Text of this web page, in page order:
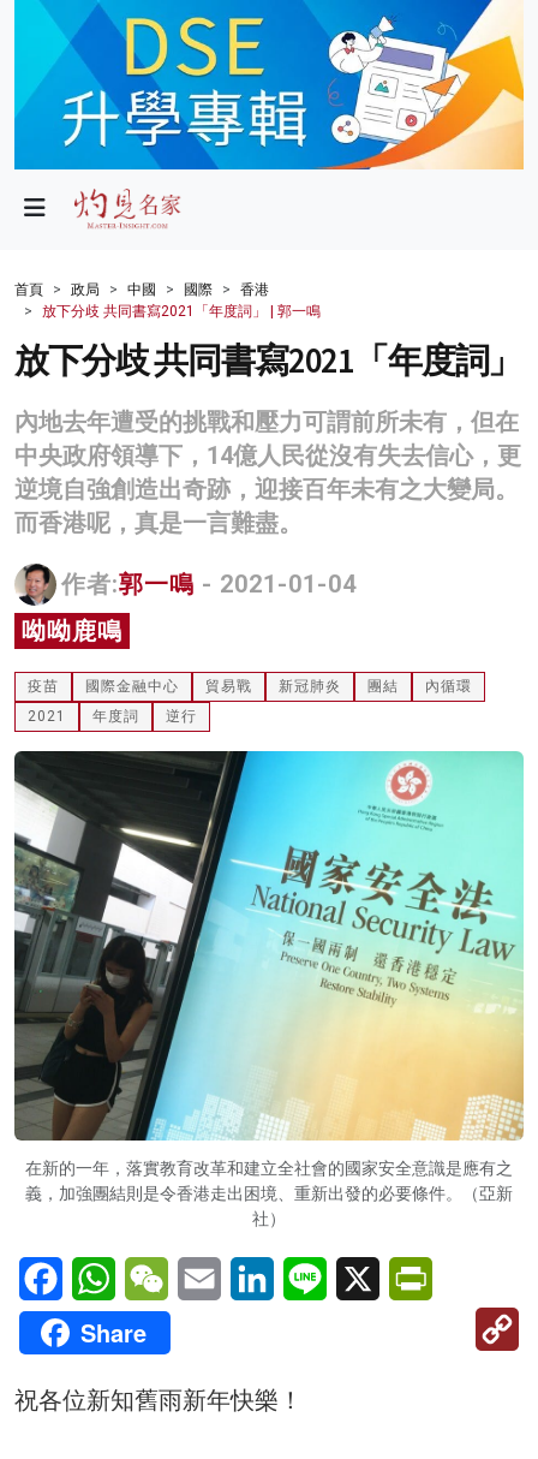
政局
財經
生活
健康
商業
科技
影片
名家榜
灼見活動
關於我們
首頁 政局 中國 國際
香港
放下分歧 共同書寫2021「年度詞」 | 郭一鳴
放下分歧 共同書寫2021「年度詞」
內地去年遭受的挑戰和壓力可謂前所未有，但在
中央政府領導下，14億人民從沒有失去信心，更
逆境自強創造出奇跡，迎接百年未有之大變局。
而香港呢，真是一言難盡。
作者:郭一鳴 - 2021-01-04
呦呦鹿鳴
疫苗 國際金融中心 貿易戰 新冠肺炎 團結
內循環
2021
年度詞 逆行
在新的一年，落實教育改革和建立全社會的國家安全意識是應有之
義，加強團結則是令香港走出困境、重新出發的必要條件。（亞新
社）
FacebookWhatsAppWeChatEmail LinkedInLine X
Share
祝各位新知舊雨新年快樂！